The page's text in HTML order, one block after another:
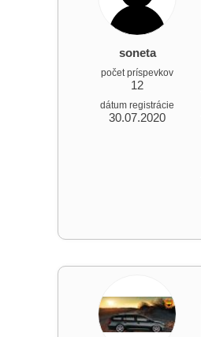
soneta
počet príspevkov
12
dátum registrácie
30.07.2020